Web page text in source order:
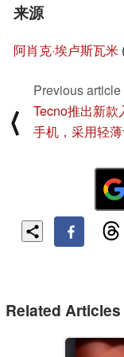
来源
阿肖克·埃卢斯瓦米
⟨
Previous article
Tecno推出新款
手机，采用轻
Related Articles